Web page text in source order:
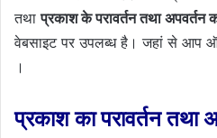
तथाप्रकाश के परावर्तन तथा अपवर्तन
वेबसाइट पर उपलब्ध है। जहां से आप
।
प्रकाश का परावर्तन तथा